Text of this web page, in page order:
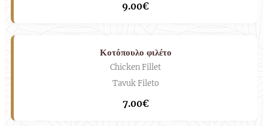
9.00€
Κοτόπουλο φιλέτο
Chicken Fillet
Tavuk Fileto
7.00€